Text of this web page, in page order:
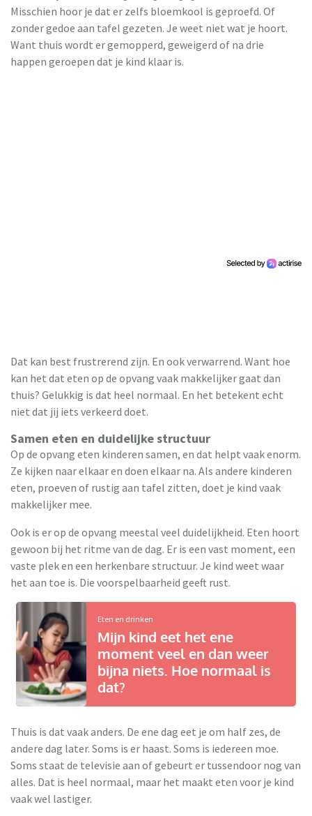
Misschien hoor je dat er zelfs bloemkool is geproefd. Of
zonder gedoe aan tafel gezeten. Je weet niet wat je hoort.
Want thuis wordt er gemopperd, geweigerd of na drie
happen geroepen dat je kind klaar is.
Dat kan best frustrerend zijn. En ook verwarrend. Want hoe
kan het dat eten op de opvang vaak makkelijker gaat dan
thuis? Gelukkig is dat heel normaal. En het betekent echt
niet dat jij iets verkeerd doet.
Samen eten en duidelijke structuur
Op de opvang eten kinderen samen, en dat helpt vaak enorm.
Ze kijken naar elkaar en doen elkaar na. Als andere kinderen
eten, proeven of rustig aan tafel zitten, doet je kind vaak
makkelijker mee.
Ook is er op de opvang meestal veel duidelijkheid. Eten hoort
gewoon bij het ritme van de dag. Er is een vast moment, een
vaste plek en een herkenbare structuur. Je kind weet waar
het aan toe is. Die voorspelbaarheid geeft rust.
Eten en drinken
Mijn kind eet het ene
moment veel en dan weer
bijna niets. Hoe normaal is
dat?
Thuis is dat vaak anders. De ene dag eet je om half zes, de
andere dag later. Soms is er haast. Soms is iedereen moe.
Soms staat de televisie aan of gebeurt er tussendoor nog van
alles. Dat is heel normaal, maar het maakt eten voor je kind
vaak wel lastiger.